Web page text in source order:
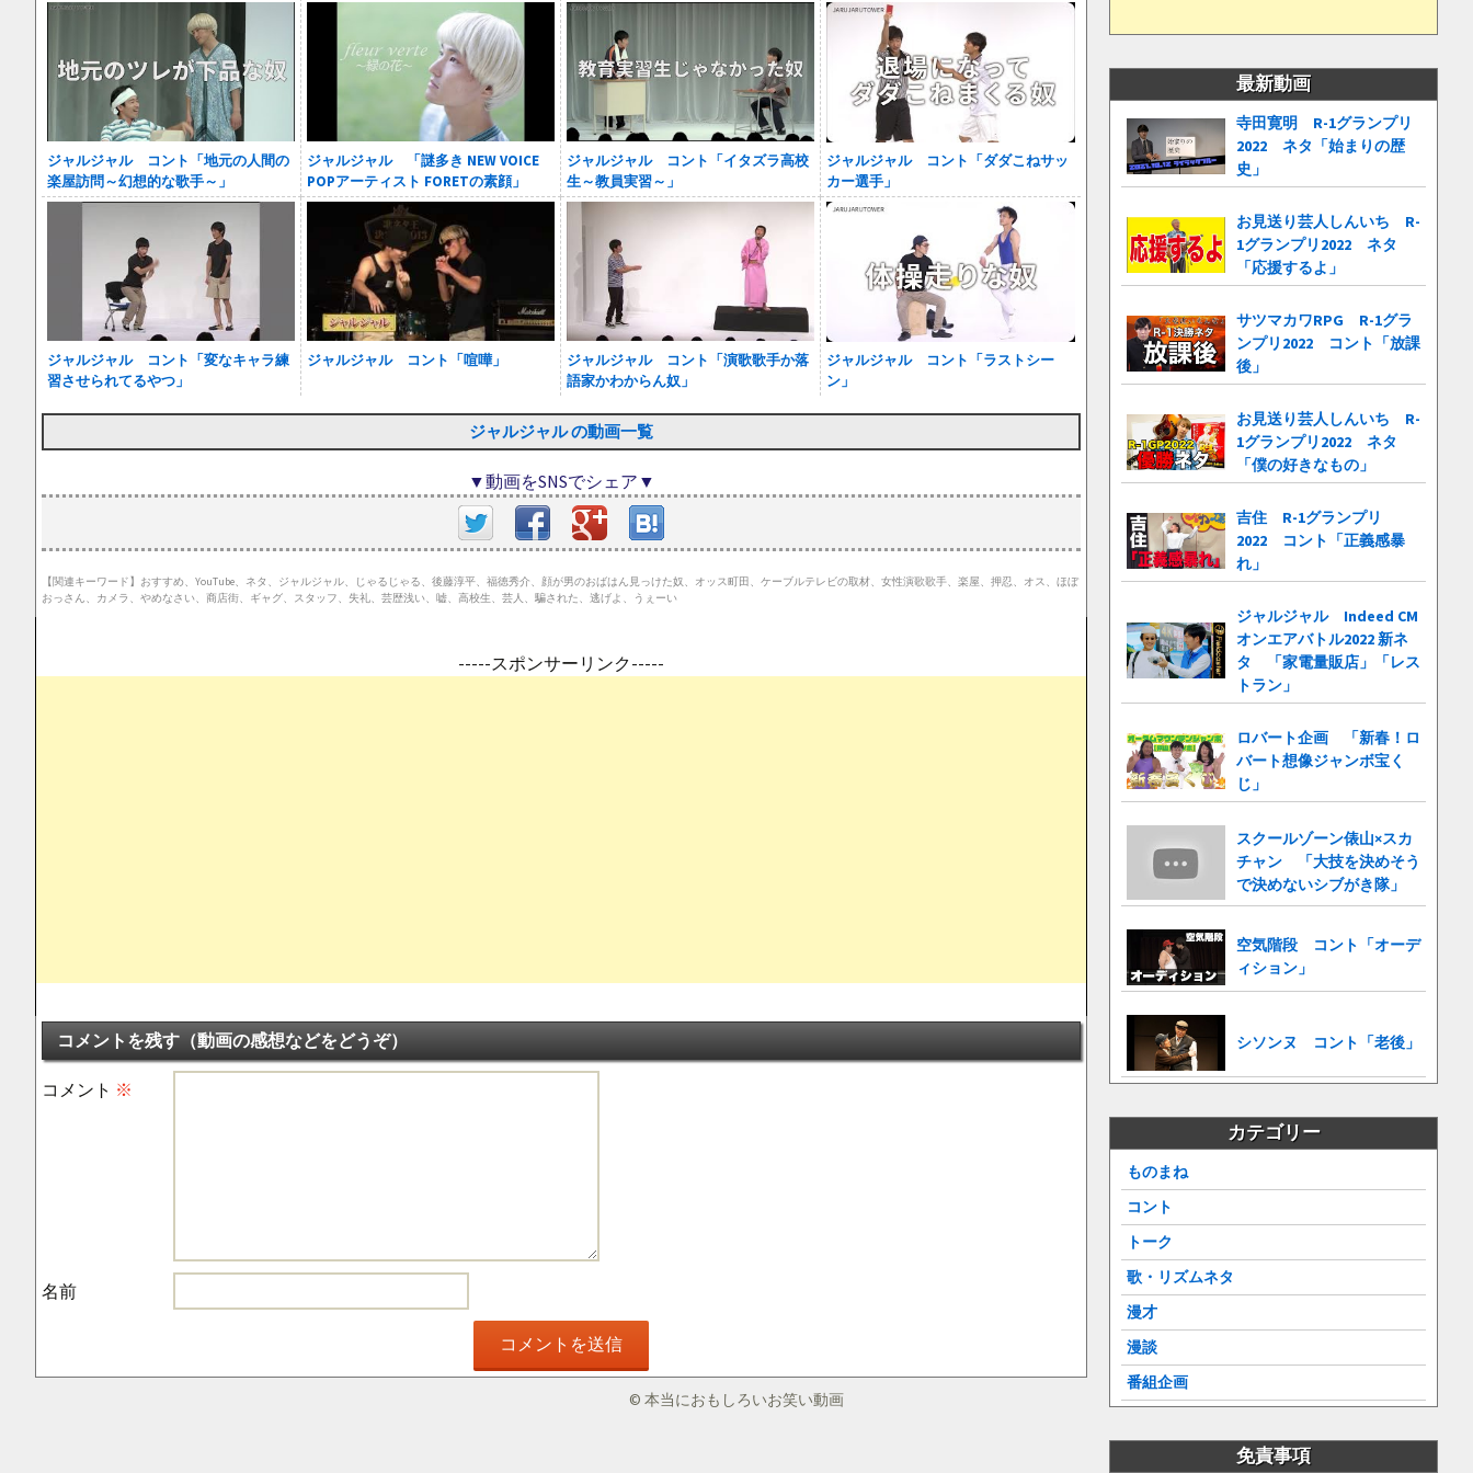
ジャルジャル コント「地元の人間の
楽屋訪問～幻想的な歌手～」
ジャルジャル 「謎多き NEW VOICE
POPアーティスト FORETの素顔」
ジャルジャル コント「イタズラ高校
生～教員実習～」
ジャルジャル コント「ダダこねサッ
カー選手」
ジャルジャル コント「変なキャラ練
習させられてるやつ」
ジャルジャル コント「喧嘩」
ジャルジャル コント「演歌歌手か落
語家かわからん奴」
ジャルジャル コント「ラストシー
ン」
ジャルジャル の動画一覧
▼動画をSNSでシェア▼
【関連キーワード】おすすめ、YouTube、ネタ、ジャルジャル、じゃるじゃる、後藤淳平、福徳秀介、顔が男のおばはん見っけた奴、オッス町田、ケーブルテレビの取材、女性演歌歌手、楽屋、押忍、オス、ほぼ
おっさん、カメラ、やめなさい、商店街、ギャグ、スタッフ、失礼、芸歴浅い、嘘、高校生、芸人、騙された、逃げよ、うぇーい
-----スポンサーリンク-----
コメントを残す（動画の感想などをどうぞ）
コメント ※
名前
最新動画
寺田寛明 R-1グランプリ
2022 ネタ「始まりの歴
史」
お見送り芸人しんいち R-
1グランプリ2022 ネタ
「応援するよ」
サツマカワRPG R-1グラ
ンプリ2022 コント「放課
後」
お見送り芸人しんいち R-
1グランプリ2022 ネタ
「僕の好きなもの」
吉住 R-1グランプリ
2022 コント「正義感暴
れ」
ジャルジャル Indeed CM
オンエアバトル2022 新ネ
タ 「家電量販店」「レス
トラン」
ロバート企画 「新春！ロ
バート想像ジャンボ宝く
じ」
スクールゾーン俵山×スカ
チャン 「大技を決めそう
で決めないシブがき隊」
空気階段 コント「オーデ
ィション」
シソンヌ コント「老後」
カテゴリー
ものまね
コント
トーク
歌・リズムネタ
漫才
漫談
番組企画
免責事項
© 本当におもしろいお笑い動画